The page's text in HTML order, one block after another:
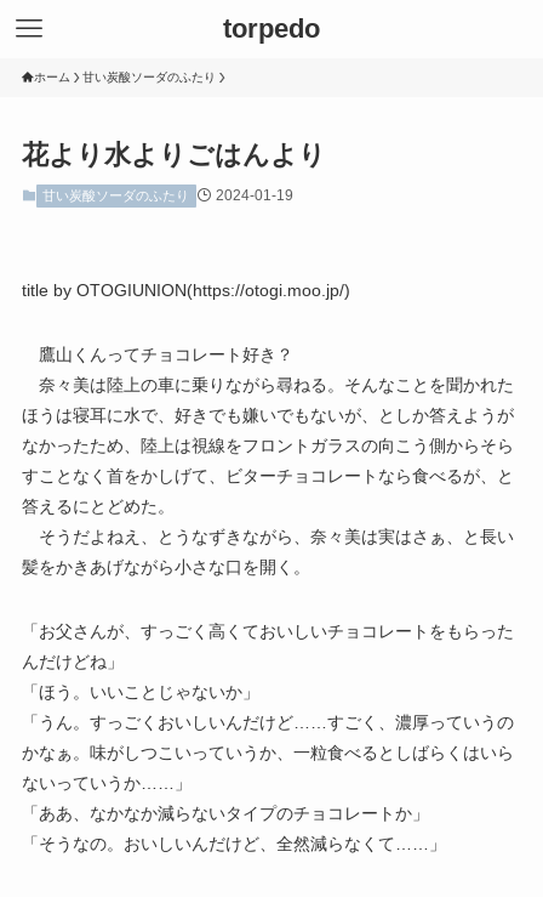
torpedo
ホーム 甘い炭酸ソーダのふたり
花より水よりごはんより
甘い炭酸ソーダのふたり 2024-01-19
title by OTOGIUNION(https://otogi.moo.jp/)
鷹山くんってチョコレート好き？
奈々美は陸上の車に乗りながら尋ねる。そんなことを聞かれた
ほうは寝耳に水で、好きでも嫌いでもないが、としか答えようが
なかったため、陸上は視線をフロントガラスの向こう側からそら
すことなく首をかしげて、ビターチョコレートなら食べるが、と
答えるにとどめた。
そうだよねえ、とうなずきながら、奈々美は実はさぁ、と長い
髪をかきあげながら小さな口を開く。
「お父さんが、すっごく高くておいしいチョコレートをもらった
んだけどね」
「ほう。いいことじゃないか」
「うん。すっごくおいしいんだけど……すごく、濃厚っていうの
かなぁ。味がしつこいっていうか、一粒食べるとしばらくはいら
ないっていうか……」
「ああ、なかなか減らないタイプのチョコレートか」
「そうなの。おいしいんだけど、全然減らなくて……」